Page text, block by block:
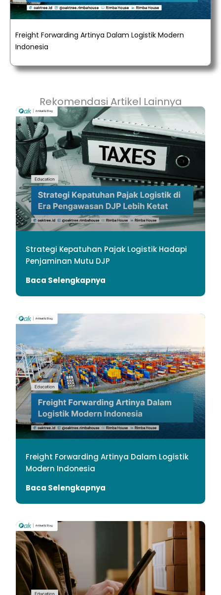
Freight Forwarding Artinya Dalam Logistik Modern
Indonesia
Rekomendasi Artikel Lainnya
Strategi Kepatuhan Pajak Logistik Hadapi
Penjaminan Mutu DJP
Baca Selengkapnya
Freight Forwarding Artinya Dalam Logistik
Modern Indonesia
Baca Selengkapnya